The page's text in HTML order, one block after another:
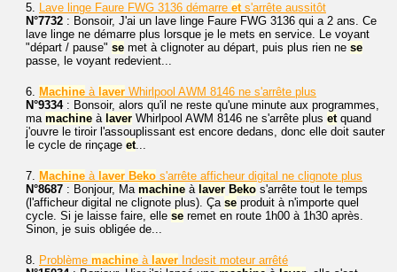
5. Lave linge Faure FWG 3136 démarre ets'arrête aussitôt
N°7732 : Bonsoir, J'ai un lave linge Faure FWG 3136 qui a 2 ans. Ce
lave linge ne démarre plus lorsque je le mets en service. Le voyant
"départ / pause" se met à clignoter au départ, puis plus rien ne se
passe, le voyant redevient...
6. Machine à laver Whirlpool AWM 8146 ne s'arrête plus
N°9334: Bonsoir, alors qu'il ne reste qu'une minute aux programmes,
ma machine à laver Whirlpool AWM 8146 ne s'arrête plus etquand
j'ouvre le tiroir l'assouplissant est encore dedans, donc elle doit sauter
le cycle de rinçage et...
7. Machine à laver Beko s'arrête afficheur digital ne clignote plus
N°8687 : Bonjour, Ma machine à laver Beko s'arrête tout le temps
(l'afficheur digital ne clignote plus). Ça se produit à n'importe quel
cycle. Si je laisse faire, elle se remet en route 1h00 à 1h30 après.
Sinon, je suis obligée de...
8. Problème machine à laver Indesit moteur arrêté